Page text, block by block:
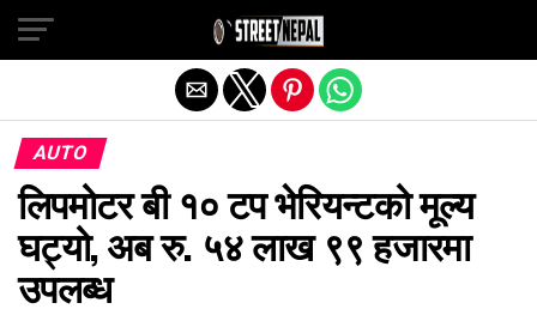
AUTO
लिपमोटर बी १० टप भेरियन्टको मूल्य
घट्यो, अब रु. ५४ लाख ९९ हजारमा
उपलब्ध
Exit mobile version